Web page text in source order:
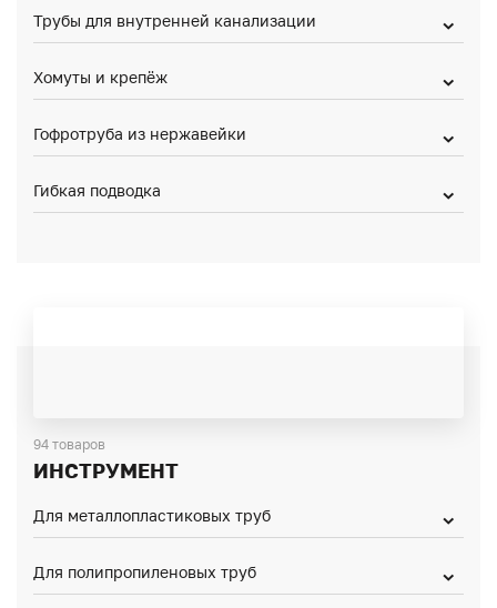
Трубы для внутренней канализации
Хомуты и крепёж
Гофротруба из нержавейки
Гибкая подводка
94 товаров
ИНСТРУМЕНТ
Для металлопластиковых труб
Для полипропиленовых труб